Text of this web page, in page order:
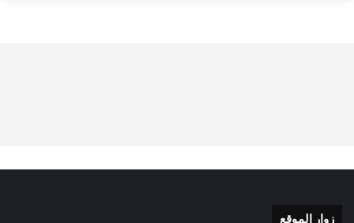
زوار الموقع